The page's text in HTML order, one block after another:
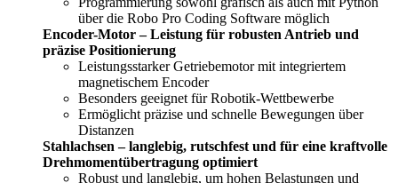
über die Robo Pro Coding Software möglich
Encoder-Motor – Leistung für robusten Antrieb und
präzise Positionierung
Leistungsstarker Getriebemotor mit integriertem
magnetischem Encoder
Besonders geeignet für Robotik-Wettbewerbe
Ermöglicht präzise und schnelle Bewegungen über
Distanzen
Stahlachsen – langlebig, rutschfest und für eine kraftvolle
Drehmomentübertragung optimiert
Robust und langlebig, um hohen Belastungen und